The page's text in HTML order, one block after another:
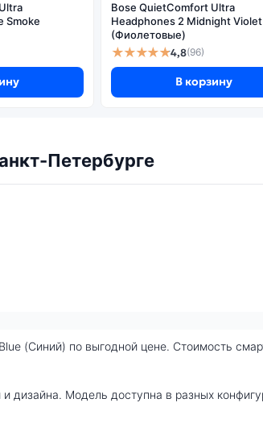
Smoke
Bose QuietComfort Ultra
Headphones 2 Midnight Violet
(Фиолетовые)
★★★★★4,8(96)
В корзину
Петербурге